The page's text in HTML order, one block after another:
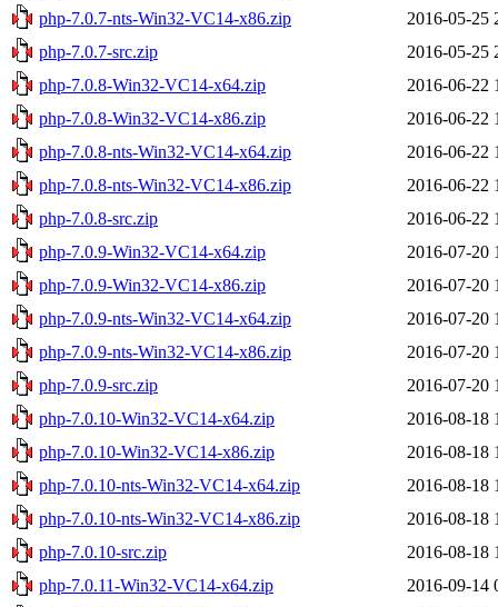
php-7.0.7-nts-Win32-VC14-x86.zip
2016-05-25
php-7.0.7-src.zip
2016-05-25
php-7.0.8-Win32-VC14-x64.zip
2016-06-22
php-7.0.8-Win32-VC14-x86.zip
2016-06-22
php-7.0.8-nts-Win32-VC14-x64.zip
2016-06-22
php-7.0.8-nts-Win32-VC14-x86.zip
2016-06-22
php-7.0.8-src.zip
2016-06-22
php-7.0.9-Win32-VC14-x64.zip
2016-07-20
php-7.0.9-Win32-VC14-x86.zip
2016-07-20
php-7.0.9-nts-Win32-VC14-x64.zip
2016-07-20
php-7.0.9-nts-Win32-VC14-x86.zip
2016-07-20
php-7.0.9-src.zip
2016-07-20
php-7.0.10-Win32-VC14-x64.zip
2016-08-18
php-7.0.10-Win32-VC14-x86.zip
2016-08-18
php-7.0.10-nts-Win32-VC14-x64.zip
2016-08-18
php-7.0.10-nts-Win32-VC14-x86.zip
2016-08-18
php-7.0.10-src.zip
2016-08-18
php-7.0.11-Win32-VC14-x64.zip
2016-09-14